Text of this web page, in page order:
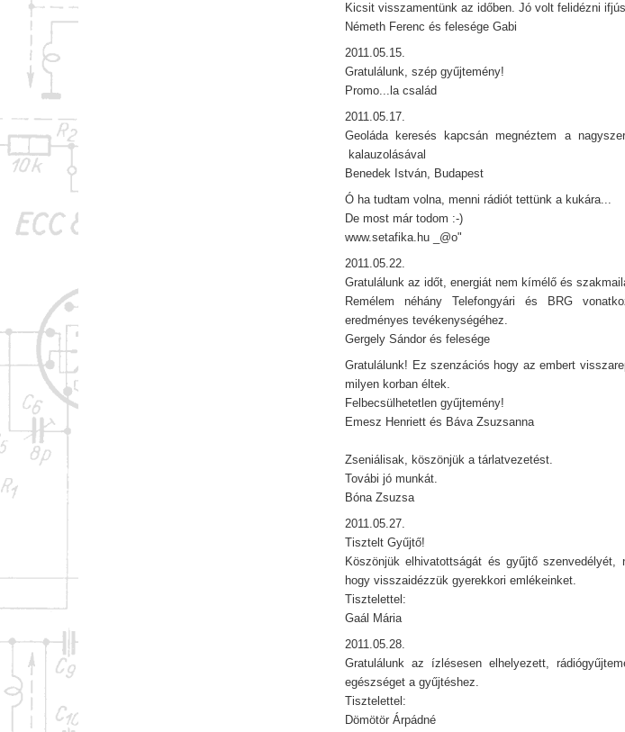
Kicsit visszamentünk az időben. Jó volt felidézni
Németh Ferenc és felesége Gabi
2011.05.15.
Gratulálunk, szép gyűjtemény!
Promo...la család
2011.05.17.
Geoláda keresés kapcsán megnéztem a
kalauzolásával
Benedek István, Budapest
Ó ha tudtam volna, menni rádiót tettünk a kukára...
De most már todom :-)
www.setafika.hu _@o"
2011.05.22.
Gratulálunk az időt, energiát nem kímélő és
Remélem néhány Telefongyári és BRG
eredményes tevékenységéhez.
Gergely Sándor és felesége
Gratulálunk! Ez szenzációs hogy az embert
milyen korban éltek.
Felbecsülhetetlen gyűjtemény!
Emesz Henriett és Báva Zsuzsanna
Zseniálisak, köszönjük a tárlatvezetést.
Továbi jó munkát.
Bóna Zsuzsa
2011.05.27.
Tisztelt Gyűjtő!
Köszönjük elhivatottságát és gyűjtő szenvedélyét,
hogy visszaidézzük gyerekkori emlékeinket.
Tisztelettel:
Gaál Mária
2011.05.28.
Gratulálunk az ízlésesen elhelyezett,
egészséget a gyűjtéshez.
Tisztelettel:
Dömötör Árpádné